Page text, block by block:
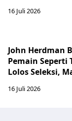
16 Juli 2026
John Herdman
Pemain Seperti
Lolos Seleksi,
16 Juli 2026